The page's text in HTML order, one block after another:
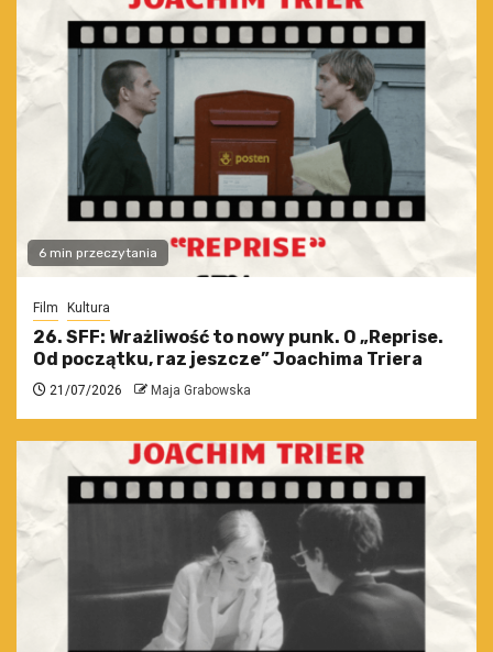
6 min przeczytania
Film Kultura
26. SFF: Wrażliwość to nowy punk. O „Reprise.
Od początku, raz jeszcze” Joachima Triera
21/07/2026 Maja Grabowska